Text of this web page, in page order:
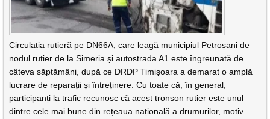
Circulația rutieră pe DN66A, care leagă municipiul Petroșani de
nodul rutier de la Simeria și autostrada A1 este îngreunată de
câteva săptămâni, după ce DRDP Timișoara a demarat o amplă
lucrare de reparații și întreținere. Cu toate că, în general,
participanți la trafic recunosc că acest tronson rutier este unul
dintre cele mai bune din rețeaua națională a drumurilor, motiv